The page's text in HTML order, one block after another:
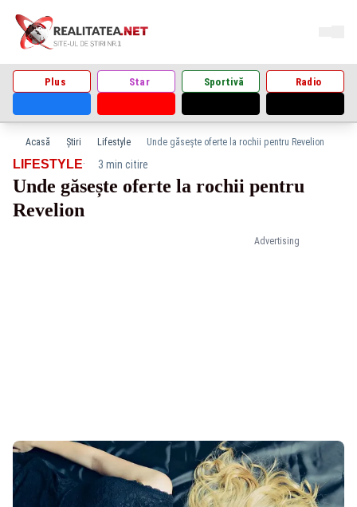
Plus Star Sportivă Radio
Acasă Știri Lifestyle Unde găsește oferte la rochii pentru Revelion
Advertising
LIFESTYLE· 3 min citire
Unde găsește oferte la rochii pentru
Revelion